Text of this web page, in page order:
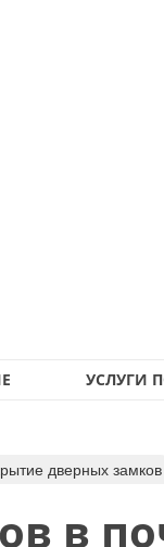
УСЛУГИ
дверных замков
в